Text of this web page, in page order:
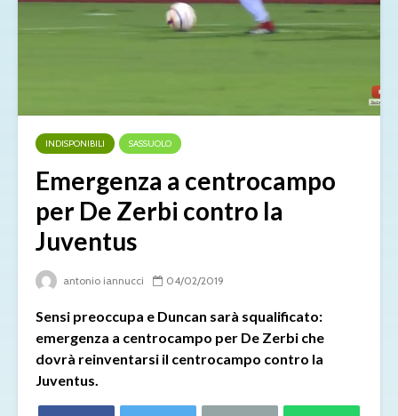
INDISPONIBILI SASSUOLO
Emergenza a centrocampo
per De Zerbi contro la
Juventus
antonio iannucci 04/02/2019
Sensi preoccupa e Duncan sarà squalificato:
emergenza a centrocampo per De Zerbi che
dovrà reinventarsi il centrocampo contro la
Juventus.